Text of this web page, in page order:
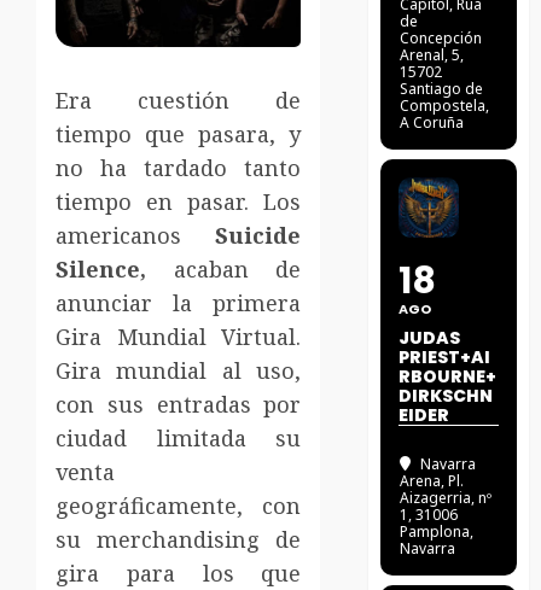
Era cuestión de
tiempo que pasara, y
no ha tardado tanto
tiempo en pasar. Los
americanosSuicide
Silence, acaban de
anunciar la primera
Gira Mundial Virtual.
Gira mundial al uso,
con sus entradas por
ciudad limitada su
venta
geográficamente, con
su merchandising de
gira para los que
Capitol, Rúa
de
Concepción
Arenal, 5,
15702
Santiago de
Compostela,
A Coruña
18
AGO
JUDAS
PRIEST+AI
RBOURNE+
DIRKSCHN
EIDER
Navarra
Arena, Pl.
Aizagerria, nº
1, 31006
Pamplona,
Navarra